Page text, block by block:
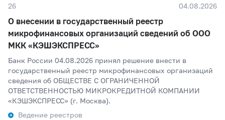
26 04.08.2026
О внесении в государственный реестр
микрофинансовых организаций сведений об ООО
МКК «КЭШЭКСПРЕСС»
Банк России 04.08.2026 принял решение внести в
государственный реестр микрофинансовых организаций
сведения об ОБЩЕСТВЕ С ОГРАНИЧЕННОЙ
ОТВЕТСТВЕННОСТЬЮ МИКРОКРЕДИТНОЙ КОМПАНИИ
«КЭШЭКСПРЕСС» (г. Москва).
Ведение реестров